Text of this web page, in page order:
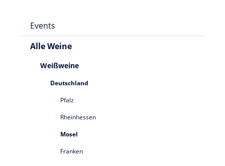
Events
Alle Weine
Weißweine
Deutschland
Pfalz
Rheinhessen
Mosel
Franken